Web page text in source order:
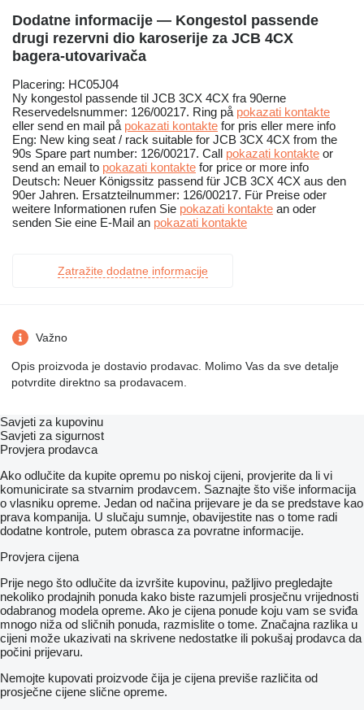
Dodatne informacije — Kongestol passende
drugi rezervni dio karoserije za JCB 4CX
bagerа-utovarivačа
Placering: HC05J04
Ny kongestol passende til JCB 3CX 4CX fra 90erne
Reservedelsnummer: 126/00217. Ring på pokazati kontakte
eller send en mail på pokazati kontakte for pris eller mere info
Eng: New king seat / rack suitable for JCB 3CX 4CX from the
90s Spare part number: 126/00217. Call pokazati kontakte or
send an email to pokazati kontakte for price or more info
Deutsch: Neuer Königssitz passend für JCB 3CX 4CX aus den
90er Jahren. Ersatzteilnummer: 126/00217. Für Preise oder
weitere Informationen rufen Sie pokazati kontakte an oder
senden Sie eine E-Mail an pokazati kontakte
Zatražite dodatne informacije
Važno
Opis proizvoda je dostavio prodavac. Molimo Vas da sve detalje
potvrdite direktno sa prodavacem.
Savjeti za kupovinu
Savjeti za sigurnost
Provjera prodavca
Ako odlučite da kupite opremu po niskoj cijeni, provjerite da li vi
komunicirate sa stvarnim prodavcem. Saznajte što više informacija
o vlasniku opreme. Jedan od načina prijevare je da se predstave kao
prava kompanija. U slučaju sumnje, obavijestite nas o tome radi
dodatne kontrole, putem obrasca za povratne informacije.
Provjera cijena
Prije nego što odlučite da izvršite kupovinu, pažljivo pregledajte
nekoliko prodajnih ponuda kako biste razumjeli prosječnu vrijednosti
odabranog modela opreme. Ako je cijena ponude koju vam se sviđa
mnogo niža od sličnih ponuda, razmislite o tome. Značajna razlika u
cijeni može ukazivati ​​na skrivene nedostatke ili pokušaj prodavca da
počini prijevaru.
Nemojte kupovati proizvode čija je cijena previše različita od
prosječne cijene slične opreme.